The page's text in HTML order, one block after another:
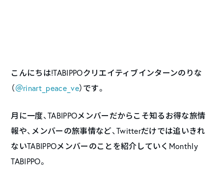
こんにちは!TABIPPOクリエイティブインターンのりな
（＠rinart_peace_ve）です。
月に一度、TABIPPOメンバーだからこそ知るお得な旅情
報や、メンバーの旅事情など、Twitterだけでは追いきれ
ないTABIPPOメンバーのことを紹介していくMonthly
TABIPPO。